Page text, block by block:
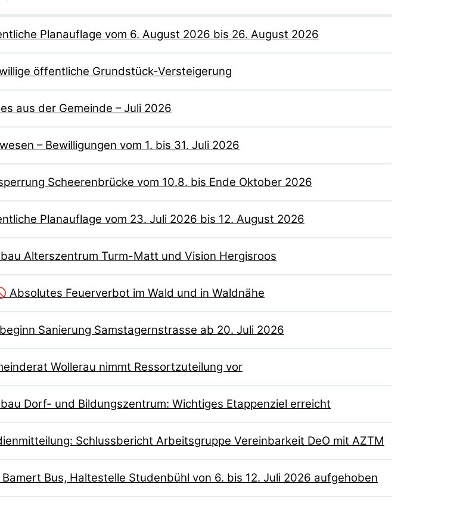
Planauflage vom 6. August 2026 bis 26. August 2026
öffentliche Grundstück-Versteigerung
aus der Gemeinde – Juli 2026
– Bewilligungen vom 1. bis 31. Juli 2026
Scheerenbrücke vom 10.8. bis Ende Oktober 2026
Planauflage vom 23. Juli 2026 bis 12. August 2026
Alterszentrum Turm-Matt und Vision Hergisroos
Absolutes Feuerverbot im Wald und in Waldnähe
Sanierung Samstagernstrasse ab 20. Juli 2026
Wollerau nimmt Ressortzuteilung vor
Dorf- und Bildungszentrum: Wichtiges Etappenziel erreicht
Schlussbericht Arbeitsgruppe Vereinbarkeit DeO mit AZTM
Bus, Haltestelle Studenbühl von 6. bis 12. Juli 2026 aufgehoben